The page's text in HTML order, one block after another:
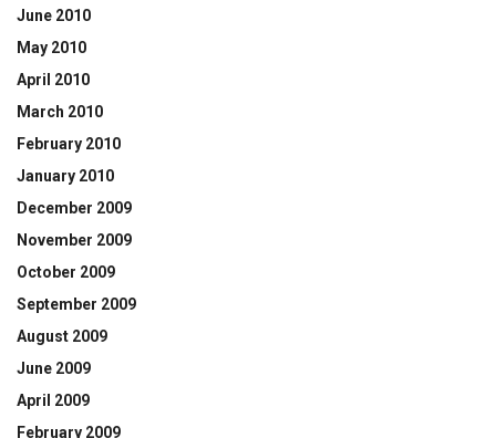
June 2010
May 2010
April 2010
March 2010
February 2010
January 2010
December 2009
November 2009
October 2009
September 2009
August 2009
June 2009
April 2009
February 2009